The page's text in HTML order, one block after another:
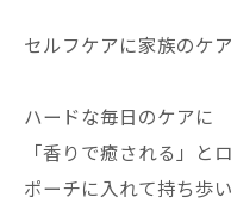
セルフケアに家族のケ
ハードな毎日のケアに
「香りで癒される」と
ポーチに入れて持ち歩